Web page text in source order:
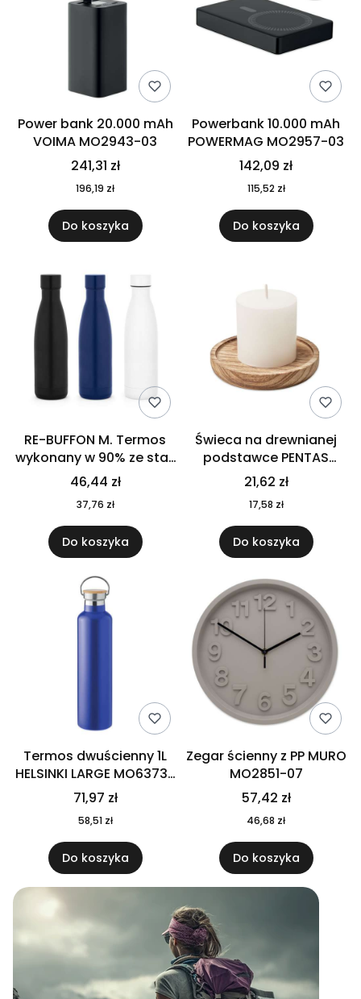
Power bank 20.000 mAh
VOIMA MO2943-03
241,31 zł
196,19 zł
Do koszyka
Powerbank 10.000 mAh
POWERMAG MO2957-03
142,09 zł
115,52 zł
Do koszyka
RE-BUFFON M. Termos
wykonany w 90% ze stali
nierdzewnej
pochodzącej z
recyklingu 520 ml 94294
46,44 zł
37,76 zł
Do koszyka
Świeca na drewnianej
podstawce PENTAS
MO6282-40
21,62 zł
17,58 zł
Do koszyka
Termos dwuścienny 1L
HELSINKI LARGE MO6373-
04
71,97 zł
58,51 zł
Do koszyka
Zegar ścienny z PP MURO
MO2851-07
57,42 zł
46,68 zł
Do koszyka